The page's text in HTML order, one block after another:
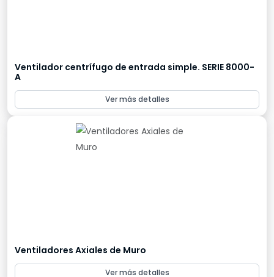
Ventilador centrífugo de entrada simple. SERIE 8000-
A
Ver más detalles
Ventiladores Axiales de Muro
Ver más detalles